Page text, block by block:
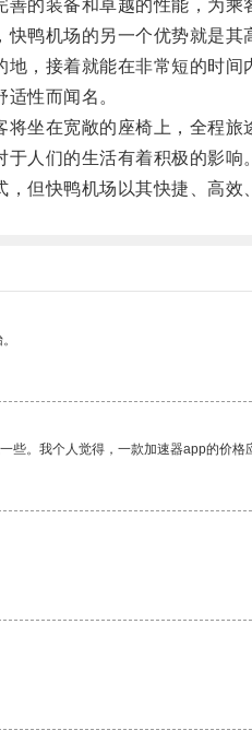
装备和卓越的性能，为乘
场的另一个优势就是其高
接着就能在非常短的时间
而闻名。
在宽敞的座椅上，全程旅
们的生活有着积极的影响。
快鸭机场以其快捷、高效
些。我个人觉得，一款加速器app的价格